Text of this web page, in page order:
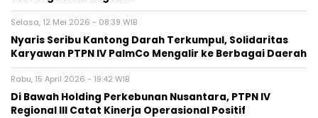
Selasa, 12 Mei 2026 - 08:39 WIB
Nyaris Seribu Kantong Darah Terkumpul, Solidaritas
Karyawan PTPN IV PalmCo Mengalir ke Berbagai Daerah
Rabu, 15 April 2026 - 19:42 WIB
Di Bawah Holding Perkebunan Nusantara, PTPN IV
Regional III Catat Kinerja Operasional Positif